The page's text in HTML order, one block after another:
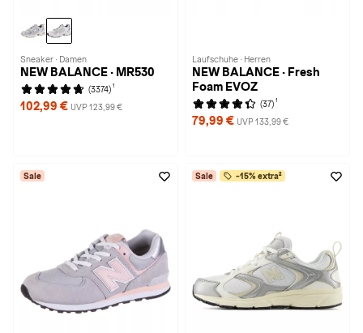
Sneaker · Damen
NEW BALANCE · MR530
(3374) 1
102,99 € UVP 123,99 €
Laufschuhe · Herren
NEW BALANCE · Fresh
Foam EVOZ
(37) 1
79,99 € UVP 133,99 €
Sale Sale -15% extra²